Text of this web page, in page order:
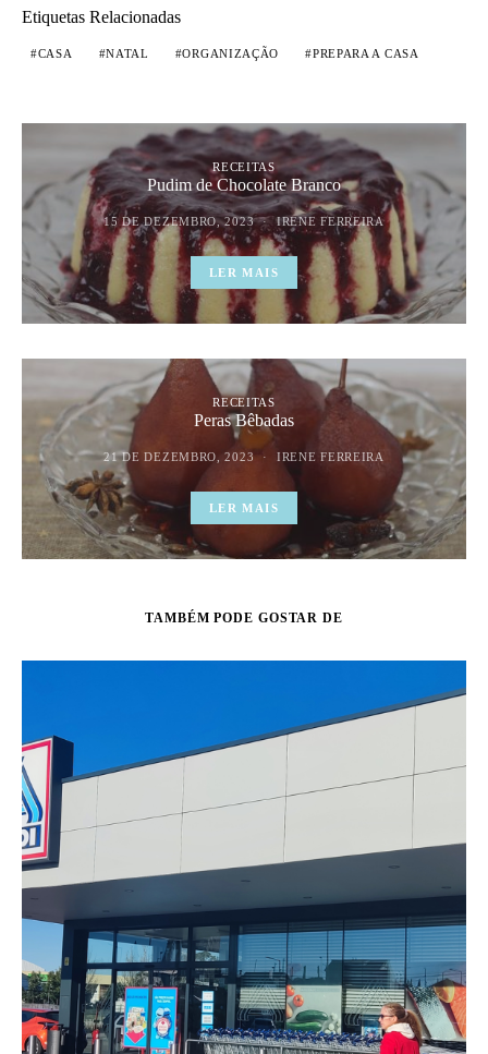
Etiquetas Relacionadas
CASA NATAL ORGANIZAÇÃO PREPARA A CASA
RECEITAS
Pudim de Chocolate Branco
15 DE DEZEMBRO, 2023 IRENE FERREIRA
LER MAIS
RECEITAS
Peras Bêbadas
21 DE DEZEMBRO, 2023 IRENE FERREIRA
LER MAIS
TAMBÉM PODE GOSTAR DE